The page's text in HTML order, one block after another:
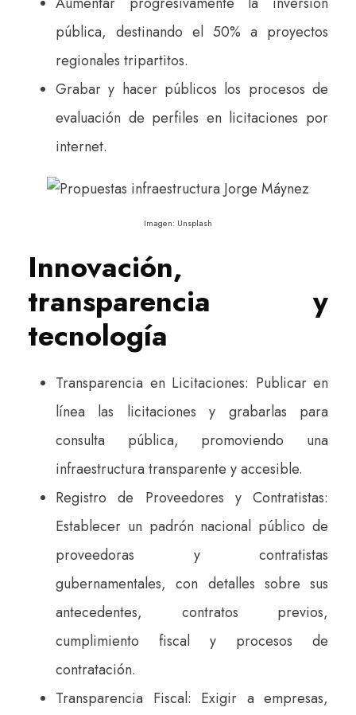
pública, destinando el 50% a proyectos
regionales tripartitos.
Grabar y hacer públicos los procesos de
evaluación de perfiles en licitaciones por
internet.
Imagen: Unsplash
Innovación,
transparencia y
tecnología
Transparencia en Licitaciones: Publicar en
línea las licitaciones y grabarlas para
consulta pública, promoviendo una
infraestructura transparente y accesible.
Registro de Proveedores y Contratistas:
Establecer un padrón nacional público de
proveedoras y contratistas
gubernamentales, con detalles sobre sus
antecedentes, contratos previos,
cumplimiento fiscal y procesos de
contratación.
Transparencia Fiscal: Exigir a empresas,